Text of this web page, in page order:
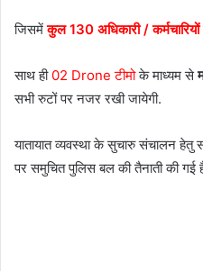
जिसमेंकुल 130 अधिकारी / कर्मचारियों
साथ ही 02 Drone टीमोके माध्यम से
सभी रुटों पर नजर रखी जायेगी.
यातायात व्यवस्था के सुचारु संचालन हेतु
पर समुचित पुलिस बल की तैनाती की गई